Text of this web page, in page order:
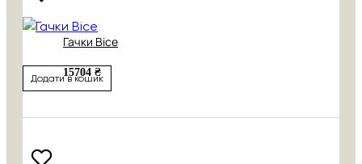
Гачки Bice
15704 ₴
Додати в кошик